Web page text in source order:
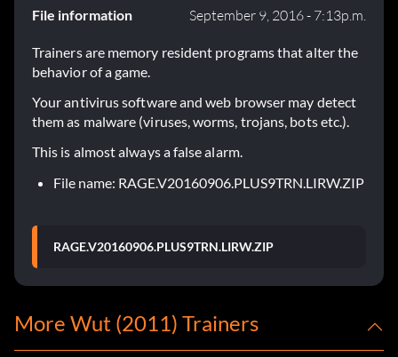
File information September 9, 2016 - 7:13p.m.
Trainers are memory resident programs that alter the
behavior of a game.
Your antivirus software and web browser may detect
them as malware (viruses, worms, trojans, bots etc.).
This is almost always a false alarm.
File name: RAGE.V20160906.PLUS9TRN.LIRW.ZIP
RAGE.V20160906.PLUS9TRN.LIRW.ZIP
More Wut (2011) Trainers